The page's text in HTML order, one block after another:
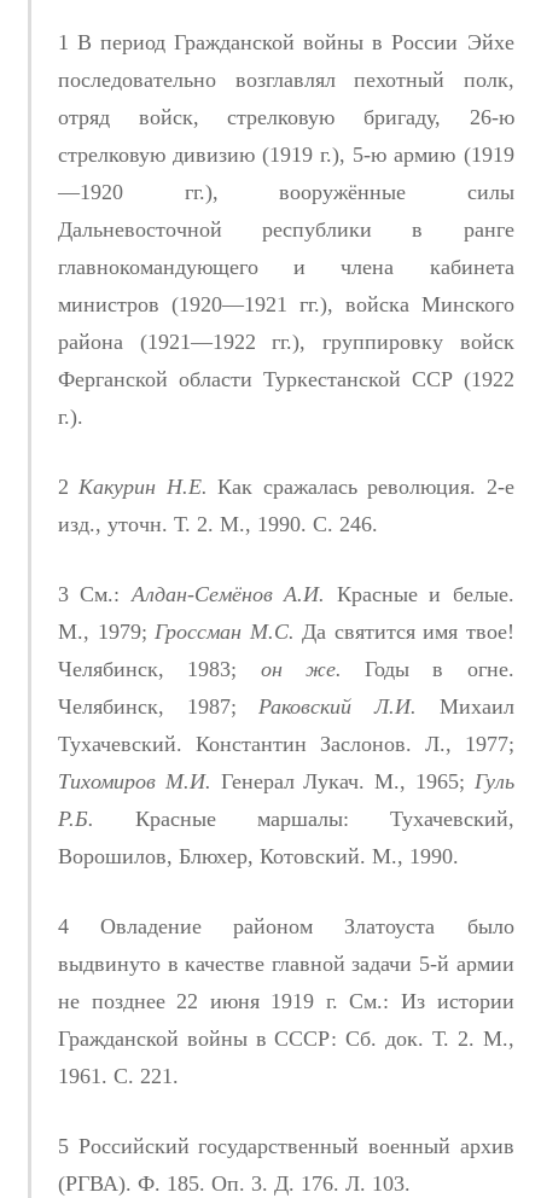
1 В период Гражданской войны в России Эйхе
последовательно возглавлял пехотный полк,
отряд войск, стрелковую бригаду, 26-ю
стрелковую дивизию (1919 г.), 5-ю армию (1919
—1920 гг.), вооружённые силы
Дальневосточной республики в ранге
главнокомандующего и члена кабинета
министров (1920—1921 гг.), войска Минского
района (1921—1922 гг.), группировку войск
Ферганской области Туркестанской ССР (1922
г.).
2Какурин Н.Е. Как сражалась революция. 2-е
изд., уточн. Т. 2. М., 1990. С. 246.
3 См.:Алдан-Семёнов А.И. Красные и белые.
М., 1979; Гроссман М.С. Да святится имя твое!
Челябинск, 1983; он же. Годы в огне.
Челябинск, 1987;Раковский Л.И. Михаил
Тухачевский. Константин Заслонов. Л., 1977;
Тихомиров М.И. Генерал Лукач. М., 1965; Гуль
Р.Б. Красные маршалы: Тухачевский,
Ворошилов, Блюхер, Котовский. М., 1990.
4 Овладение районом Златоуста было
выдвинуто в качестве главной задачи 5-й армии
не позднее 22 июня 1919 г. См.: Из истории
Гражданской войны в СССР: Сб. док. Т. 2. М.,
1961. С. 221.
5 Российский государственный военный архив
(РГВА). Ф. 185. Оп. 3. Д. 176. Л. 103.